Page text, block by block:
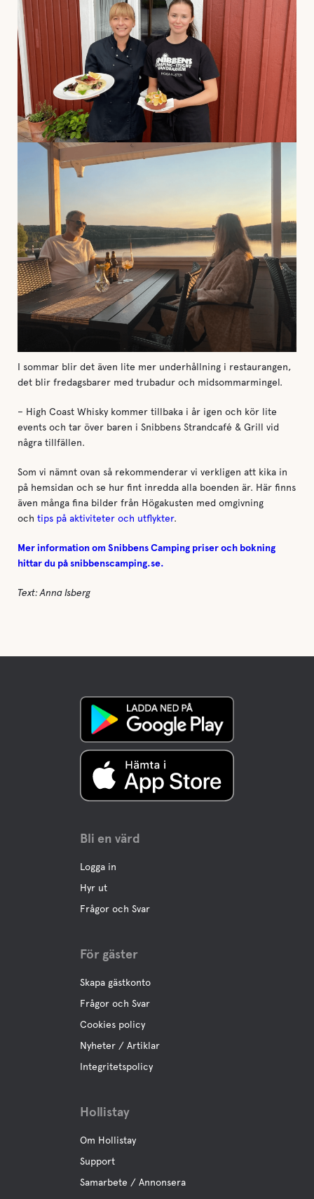
I sommar blir det även lite mer underhållning i restaurangen,
det blir fredagsbarer med trubadur och midsommarmingel.
– High Coast Whisky kommer tillbaka i år igen och kör lite
events och tar över baren i Snibbens Strandcafé & Grill vid
några tillfällen.
Som vi nämnt ovan så rekommenderar vi verkligen att kika in
på hemsidan och se hur fint inredda alla boenden är. Här finns
även många fina bilder från Högakusten med omgivning
och tips på aktiviteter och utflykter.
Mer information om Snibbens Camping priser och bokning
hittar du på snibbenscamping.se.
Text: Anna Isberg
Bli en värd
Logga in
Hyr ut
Frågor och Svar
För gäster
Skapa gästkonto
Frågor och Svar
Cookies policy
Nyheter / Artiklar
Integritetspolicy
Hollistay
Om Hollistay
Support
Samarbete / Annonsera